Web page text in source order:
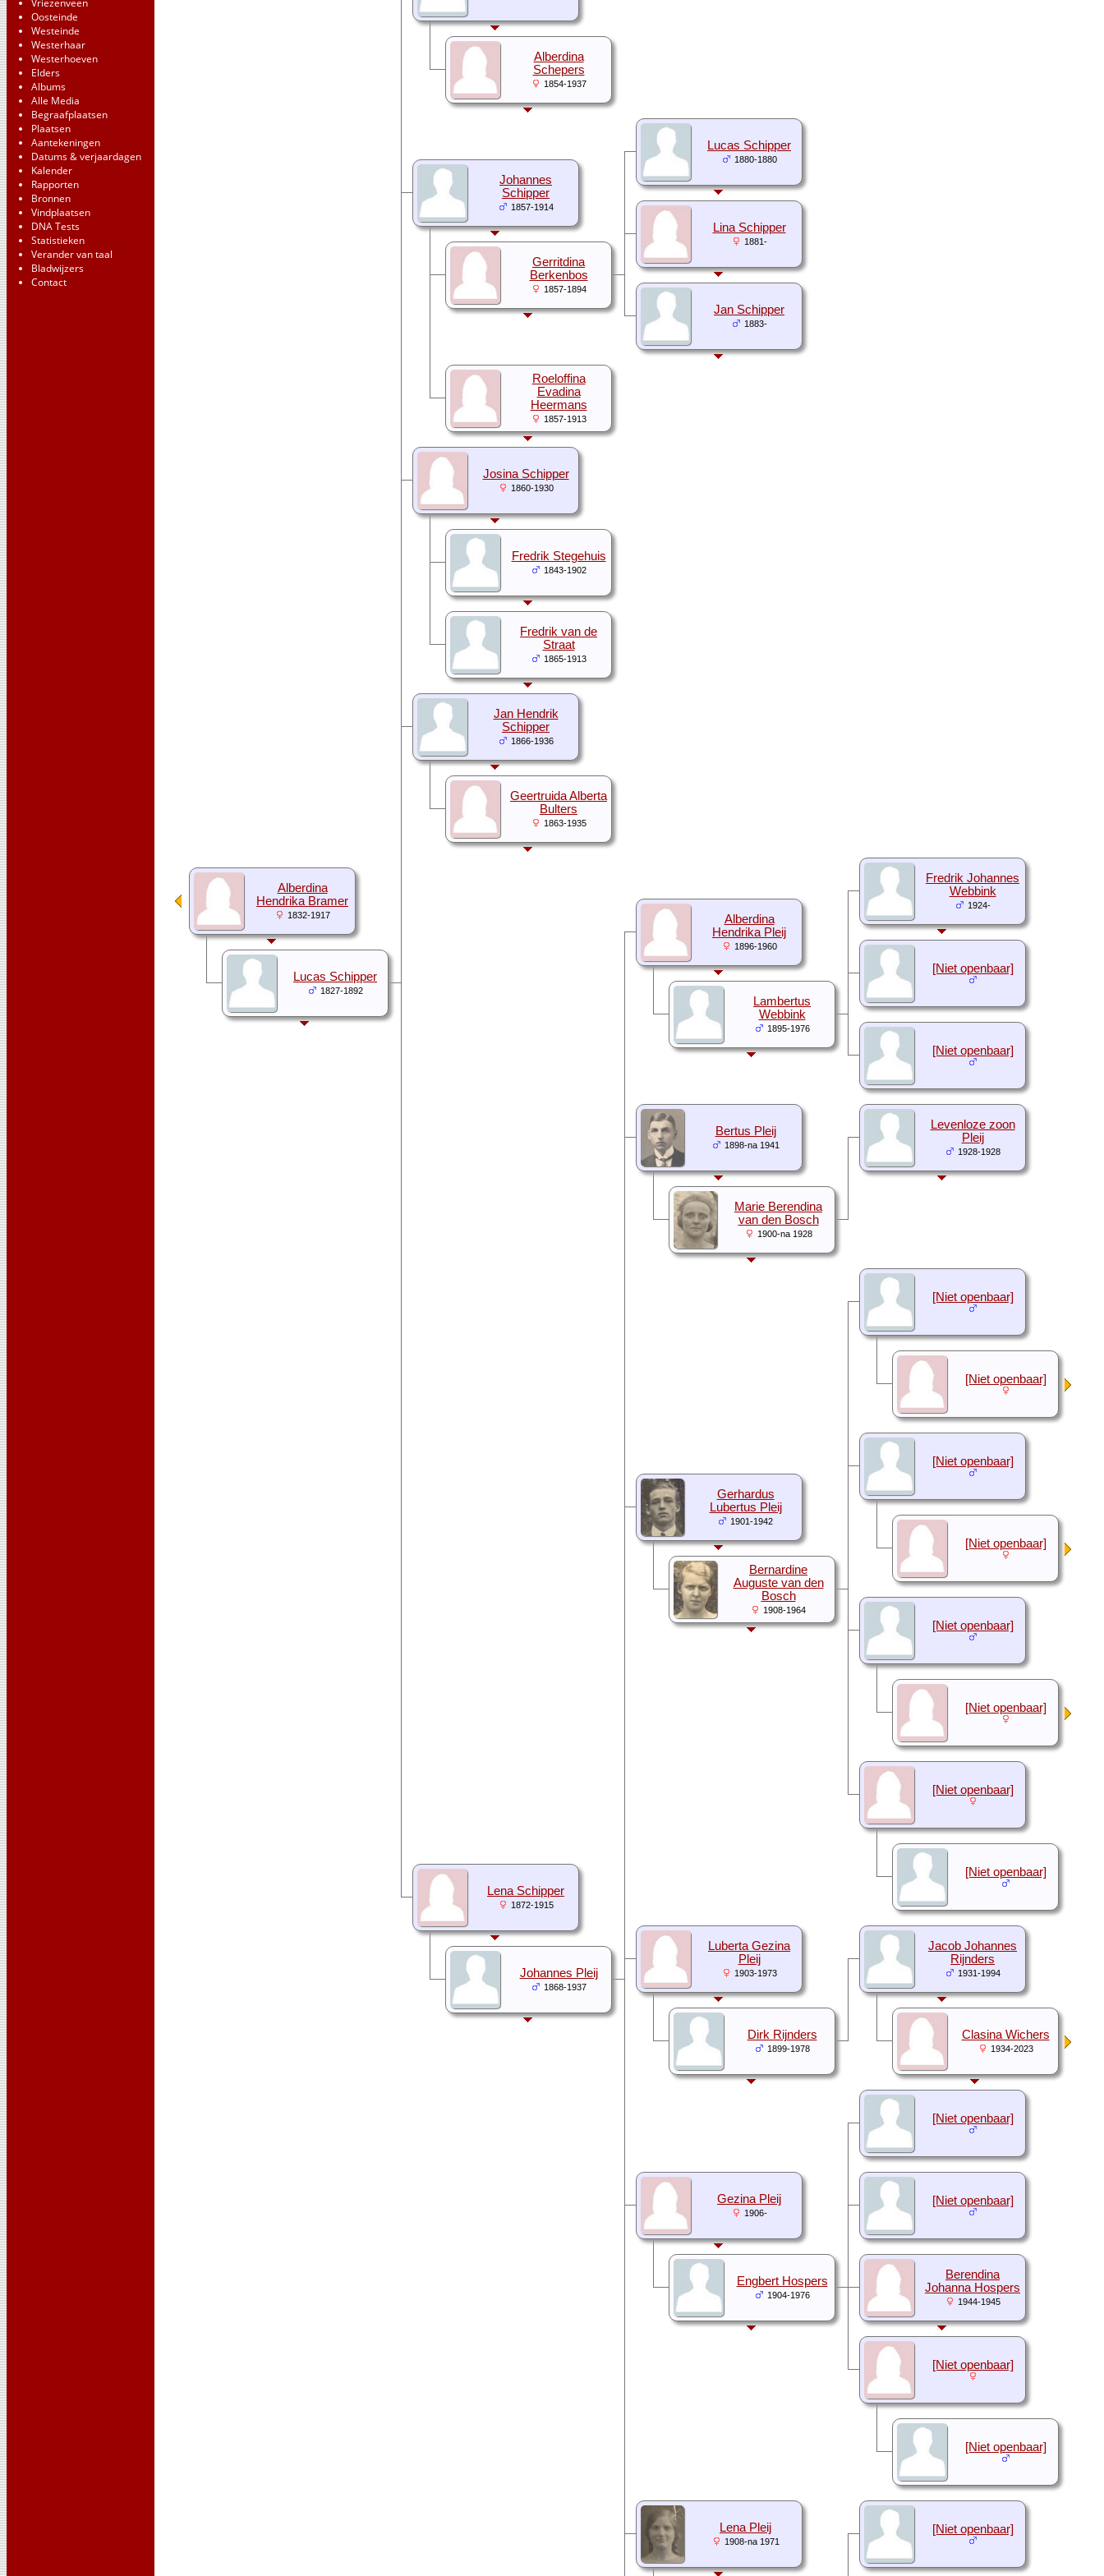
Vriezenveen
Oosteinde
Westeinde
Westerhaar
Westerhoeven
Elders
Albums
Alle Media
Begraafplaatsen
Plaatsen
Aantekeningen
Datums & verjaardagen
Kalender
Rapporten
Bronnen
Vindplaatsen
DNA Tests
Statistieken
Verander van taal
Bladwijzers
Contact
Alberdina
Schepers
1854-1937
Lucas Schipper
1880-1880
Lina Schipper
1881-
Jan Schipper
1883-
Johannes
Schipper
1857-1914
Gerritdina
Berkenbos
1857-1894
Roeloffina
Evadina
Heermans
1857-1913
Josina Schipper
1860-1930
Fredrik Stegehuis
1843-1902
Fredrik van de
Straat
1865-1913
Jan Hendrik
Schipper
1866-1936
Geertruida Alberta
Bulters
1863-1935
Fredrik Johannes
Webbink
1924-
[Niet openbaar]
[Niet openbaar]
Alberdina
Hendrika Pleij
1896-1960
Lambertus
Webbink
1895-1976
Levenloze zoon
Pleij
1928-1928
Bertus Pleij
1898-na 1941
Marie Berendina
van den Bosch
1900-na 1928
[Niet openbaar]
[Niet openbaar]
[Niet openbaar]
[Niet openbaar]
[Niet openbaar]
[Niet openbaar]
[Niet openbaar]
[Niet openbaar]
Gerhardus
Lubertus Pleij
1901-1942
Bernardine
Auguste van den
Bosch
1908-1964
Jacob Johannes
Rijnders
1931-1994
Clasina Wichers
1934-2023
Luberta Gezina
Pleij
1903-1973
Dirk Rijnders
1899-1978
[Niet openbaar]
[Niet openbaar]
Berendina
Johanna Hospers
1944-1945
[Niet openbaar]
[Niet openbaar]
Gezina Pleij
1906-
Engbert Hospers
1904-1976
[Niet openbaar]
Lena Pleij
1908-na 1971
Lena Schipper
1872-1915
Johannes Pleij
1868-1937
Alberdina
Hendrika Bramer
1832-1917
Lucas Schipper
1827-1892